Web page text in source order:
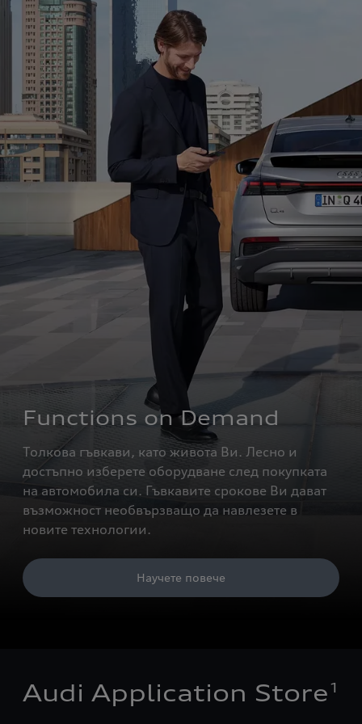
Functions on Demand
Толкова гъвкави, като живота Ви. Лесно и
достъпно изберете оборудване след покупката
на автомобила си. Гъвкавите срокове Ви дават
възможност необвързващо да навлезете в
новите технологии.
Научете повече
Audi Application Store 1